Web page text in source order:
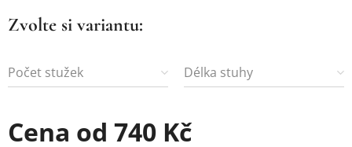
Zvolte si variantu:
Počet stužek Délka stuhy
Cena od 740 Kč